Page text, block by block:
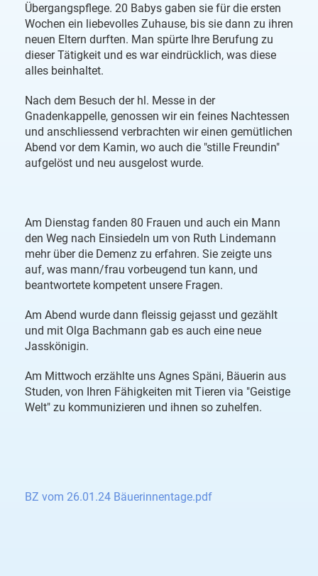
Übergangspflege. 20 Babys gaben sie für die ersten
Wochen ein liebevolles Zuhause, bis sie dann zu ihren
neuen Eltern durften. Man spürte Ihre Berufung zu
dieser Tätigkeit und es war eindrücklich, was diese
alles beinhaltet.
Nach dem Besuch der hl. Messe in der
Gnadenkappelle, genossen wir ein feines Nachtessen
und anschliessend verbrachten wir einen gemütlichen
Abend vor dem Kamin, wo auch die "stille Freundin"
aufgelöst und neu ausgelost wurde.
Am Dienstag fanden 80 Frauen und auch ein Mann
den Weg nach Einsiedeln um von Ruth Lindemann
mehr über die Demenz zu erfahren. Sie zeigte uns
auf, was mann/frau vorbeugend tun kann, und
beantwortete kompetent unsere Fragen.
Am Abend wurde dann fleissig gejasst und gezählt
und mit Olga Bachmann gab es auch eine neue
Jasskönigin.
Am Mittwoch erzählte uns Agnes Späni, Bäuerin aus
Studen, von Ihren Fähigkeiten mit Tieren via "Geistige
Welt" zu kommunizieren und ihnen so zuhelfen.
BZ vom 26.01.24 Bäuerinnentage.pdf